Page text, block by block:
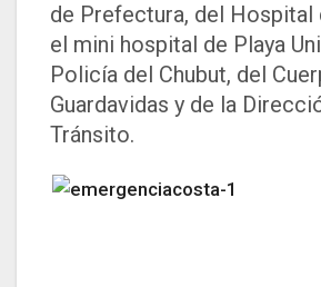
de Prefectura, del Hospital
el mini hospital de Playa
Policía del Chubut, del
Guardavidas y de la
Tránsito.